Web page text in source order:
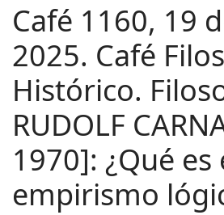
Café 1160, 19
2025. Café
Histórico.
RUDOLF
1970]: ¿Qué es
empirismo